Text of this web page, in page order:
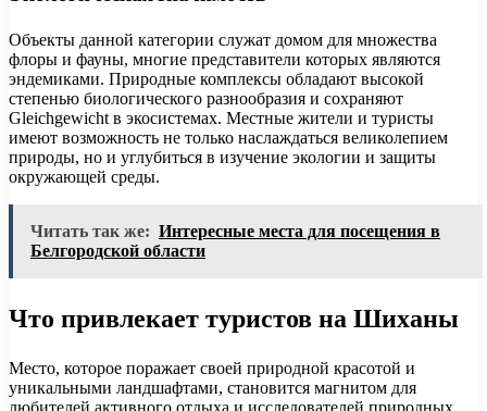
Объекты данной категории служат домом для множества
флоры и фауны, многие представители которых являются
эндемиками. Природные комплексы обладают высокой
степенью биологического разнообразия и сохраняют
Gleichgewicht в экосистемах. Местные жители и туристы
имеют возможность не только наслаждаться великолепием
природы, но и углубиться в изучение экологии и защиты
окружающей среды.
Читать так же: Интересные места для посещения в
Белгородской области
Что привлекает туристов на Шиханы
Место, которое поражает своей природной красотой и
уникальными ландшафтами, становится магнитом для